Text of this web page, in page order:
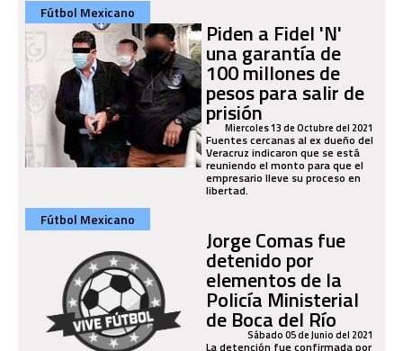
Fútbol Mexicano
Piden a Fidel 'N'
una garantía de
100 millones de
pesos para salir de
prisión
Miercoles 13 de Octubre del 2021
Fuentes cercanas al ex dueño del
Veracruz indicaron que se está
reuniendo el monto para que el
empresario lleve su proceso en
libertad.
Fútbol Mexicano
Jorge Comas fue
detenido por
elementos de la
Policía Ministerial
de Boca del Río
Sábado 05 de Junio del 2021
La detención fue confirmada por